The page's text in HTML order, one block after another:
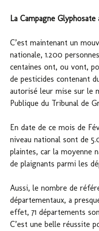
La Campagne
C’est maintenant un
nationale, 1.200
centaines ont, ou vont,
de pesticides contenant
autorisé leur mise sur le
Publique du Tribunal de
En date de ce mois de
niveau national sont de
plaintes, car la moyenne
de plaignants parmi les
Aussi, le nombre de
départementaux, a
effet, 71 départements
C’est une belle réussite